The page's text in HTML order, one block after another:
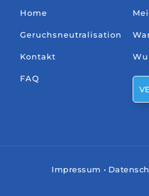
Home
Geruchsneutralisation
Kontakt
FAQ
Impressum •